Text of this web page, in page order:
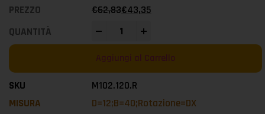
€62,83€43,35
Aggiungi al Carrello
M102.120.R
D=12;B=40;Rotazione=DX